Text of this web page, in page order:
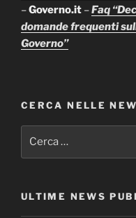
–Governo.it –Faq
domande frequenti
Governo”
CERCA NELLE
ULTIME NEWS